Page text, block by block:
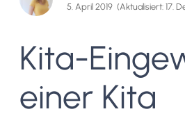
5. April 2019 (Aktualisiert: 17.
Kita-
einer Kita